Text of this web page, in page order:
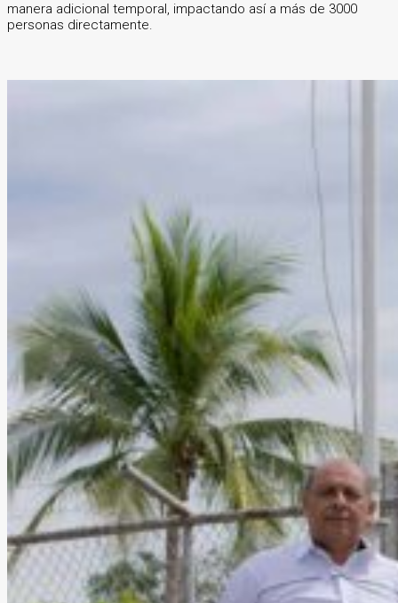
manera adicional temporal, impactando así a más de 3000
personas directamente.